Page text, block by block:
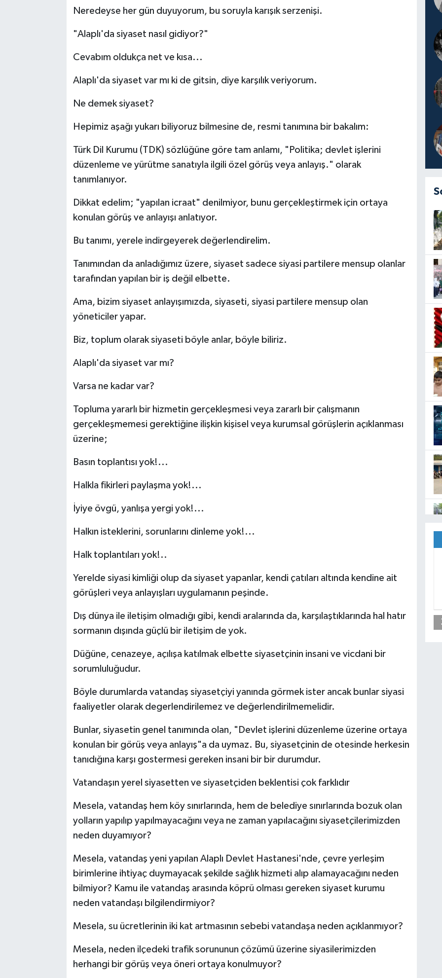
Neredeyse her gün duyuyorum, bu soruyla karışık serzenişi.
"Alaplı'da siyaset nasıl gidiyor?"
Cevabım oldukça net ve kısa...
Alaplı'da siyaset var mı ki de gitsin, diye karşılık veriyorum.
Ne demek siyaset?
Hepimiz aşağı yukarı biliyoruz bilmesine de, resmi tanımına bir bakalım:
Türk Dil Kurumu (TDK) sözlüğüne göre tam anlamı, "Politika; devlet işlerini
düzenleme ve yürütme sanatıyla ilgili özel görüş veya anlayış." olarak
tanımlanıyor.
Dikkat edelim; "yapılan icraat" denilmiyor, bunu gerçekleştirmek için ortaya
konulan görüş ve anlayışı anlatıyor.
Bu tanımı, yerele indirgeyerek değerlendirelim.
Tanımından da anladığımız üzere, siyaset sadece siyasi partilere mensup olanlar
tarafından yapılan bir iş değil elbette.
Ama, bizim siyaset anlayışımızda, siyaseti, siyasi partilere mensup olan
yöneticiler yapar.
Biz, toplum olarak siyaseti böyle anlar, böyle biliriz.
Alaplı'da siyaset var mı?
Varsa ne kadar var?
Topluma yararlı bir hizmetin gerçekleşmesi veya zararlı bir çalışmanın
gerçekleşmemesi gerektiğine ilişkin kişisel veya kurumsal görüşlerin açıklanması
üzerine;
Basın toplantısı yok!...
Halkla fikirleri paylaşma yok!...
İyiye övgü, yanlışa yergi yok!...
Halkın isteklerini, sorunlarını dinleme yok!...
Halk toplantıları yok!..
Yerelde siyasi kimliği olup da siyaset yapanlar, kendi çatıları altında kendine ait
görüşleri veya anlayışları uygulamanın peşinde.
Dış dünya ile iletişim olmadığı gibi, kendi aralarında da, karşılaştıklarında hal hatır
sormanın dışında güçlü bir iletişim de yok.
Düğüne, cenazeye, açılışa katılmak elbette siyasetçinin insani ve vicdani bir
sorumluluğudur.
Böyle durumlarda vatandaş siyasetçiyi yanında görmek ister ancak bunlar siyasi
faaliyetler olarak degerlendirilemez ve değerlendirilmemelidir.
Bunlar, siyasetin genel tanımında olan, "Devlet işlerini düzenleme üzerine ortaya
konulan bir görüş veya anlayış"a da uymaz. Bu, siyasetçinin de otesinde herkesin
tanıdığına karşı gostermesi gereken insani bir bir durumdur.
Vatandaşın yerel siyasetten ve siyasetçiden beklentisi çok farklıdır
Mesela, vatandaş hem köy sınırlarında, hem de belediye sınırlarında bozuk olan
yolların yapılıp yapılmayacağını veya ne zaman yapılacağını siyasetçilerimizden
neden duyamıyor?
Mesela, vatandaş yeni yapılan Alaplı Devlet Hastanesi'nde, çevre yerleşim
birimlerine ihtiyaç duymayacak şekilde sağlık hizmeti alıp alamayacağını neden
bilmiyor? Kamu ile vatandaş arasında köprü olması gereken siyaset kurumu
neden vatandaşı bilgilendirmiyor?
Mesela, su ücretlerinin iki kat artmasının sebebi vatandaşa neden açıklanmıyor?
Mesela, neden ilçedeki trafik sorununun çözümü üzerine siyasilerimizden
herhangi bir görüş veya öneri ortaya konulmuyor?